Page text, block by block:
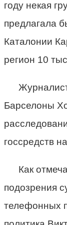
году некая
предлагала
Каталонии
регион 10
Барселоны
госсредств
Как
подозрения
телефонных